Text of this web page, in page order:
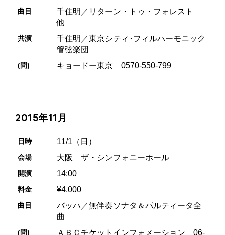
曲目
千住明／リターン・トゥ・フォレスト
他
共演
千住明／東京シティ･フィルハーモニック
管弦楽団
(問) キョードー東京 0570-550-799
2015年11月
日時 11/1（日）
会場 大阪 ザ・シンフォニーホール
開演 14:00
料金 ¥4,000
曲目
バッハ／無伴奏ソナタ＆パルティータ全
曲
(問) ＡＢＣチケットインフォメーション 06-